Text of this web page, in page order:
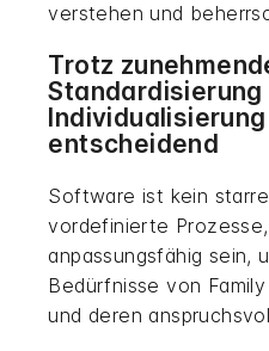
verstehen und
Trotz
Standardisierung
entscheidend
Software ist kein
vordefinierte
anpassungsfähig sein,
Bedürfnisse von
und deren